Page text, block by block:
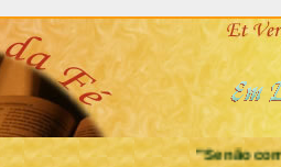
"Se não